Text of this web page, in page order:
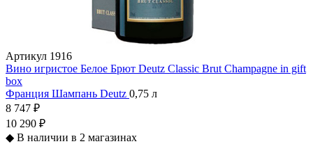
Артикул 1916
Вино игристое Белое Брют Deutz Classic Brut Champagne in gift
box
Франция Шампань Deutz 0,75 л
8 747 ₽
10 290 ₽
◆ В наличии в 2 магазинах